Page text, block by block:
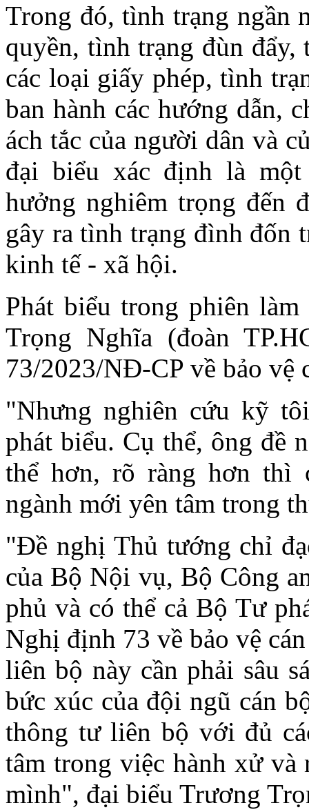
Trong đó, tình trạng ngần
quyền, tình trạng đùn
các loại giấy phép, tình
ban hành các hướng dẫn,
ách tắc của người dân và
đại biểu xác định là một
hưởng nghiêm trọng đến
gây ra tình trạng đình đốn
kinh tế - xã hội.
Phát biểu trong phiên
Trọng Nghĩa (đoàn
73/2023/NĐ-CP về bảo vệ
"Nhưng nghiên cứu kỹ
phát biểu. Cụ thể, ông đề
thể hơn, rõ ràng hơn thì
ngành mới yên tâm trong
"Đề nghị Thủ tướng chỉ
của Bộ Nội vụ, Bộ Công
phủ và có thể cả Bộ Tư
Nghị định 73 về bảo vệ
liên bộ này cần phải sâu
bức xúc của đội ngũ cán
thông tư liên bộ với đủ
tâm trong việc hành xử và
mình", đại biểu Trương